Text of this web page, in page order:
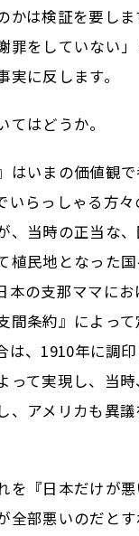
かは検証を要し
罪をしていない
に反します。
はどうか。
はいまの価値観
いらっしゃる方
、当時の正当な
植民地となった
本の支那ママに
間条約』によっ
は、1910年に調
って実現し、当
、アメリカも異
を『日本だけが
全部悪いのだと